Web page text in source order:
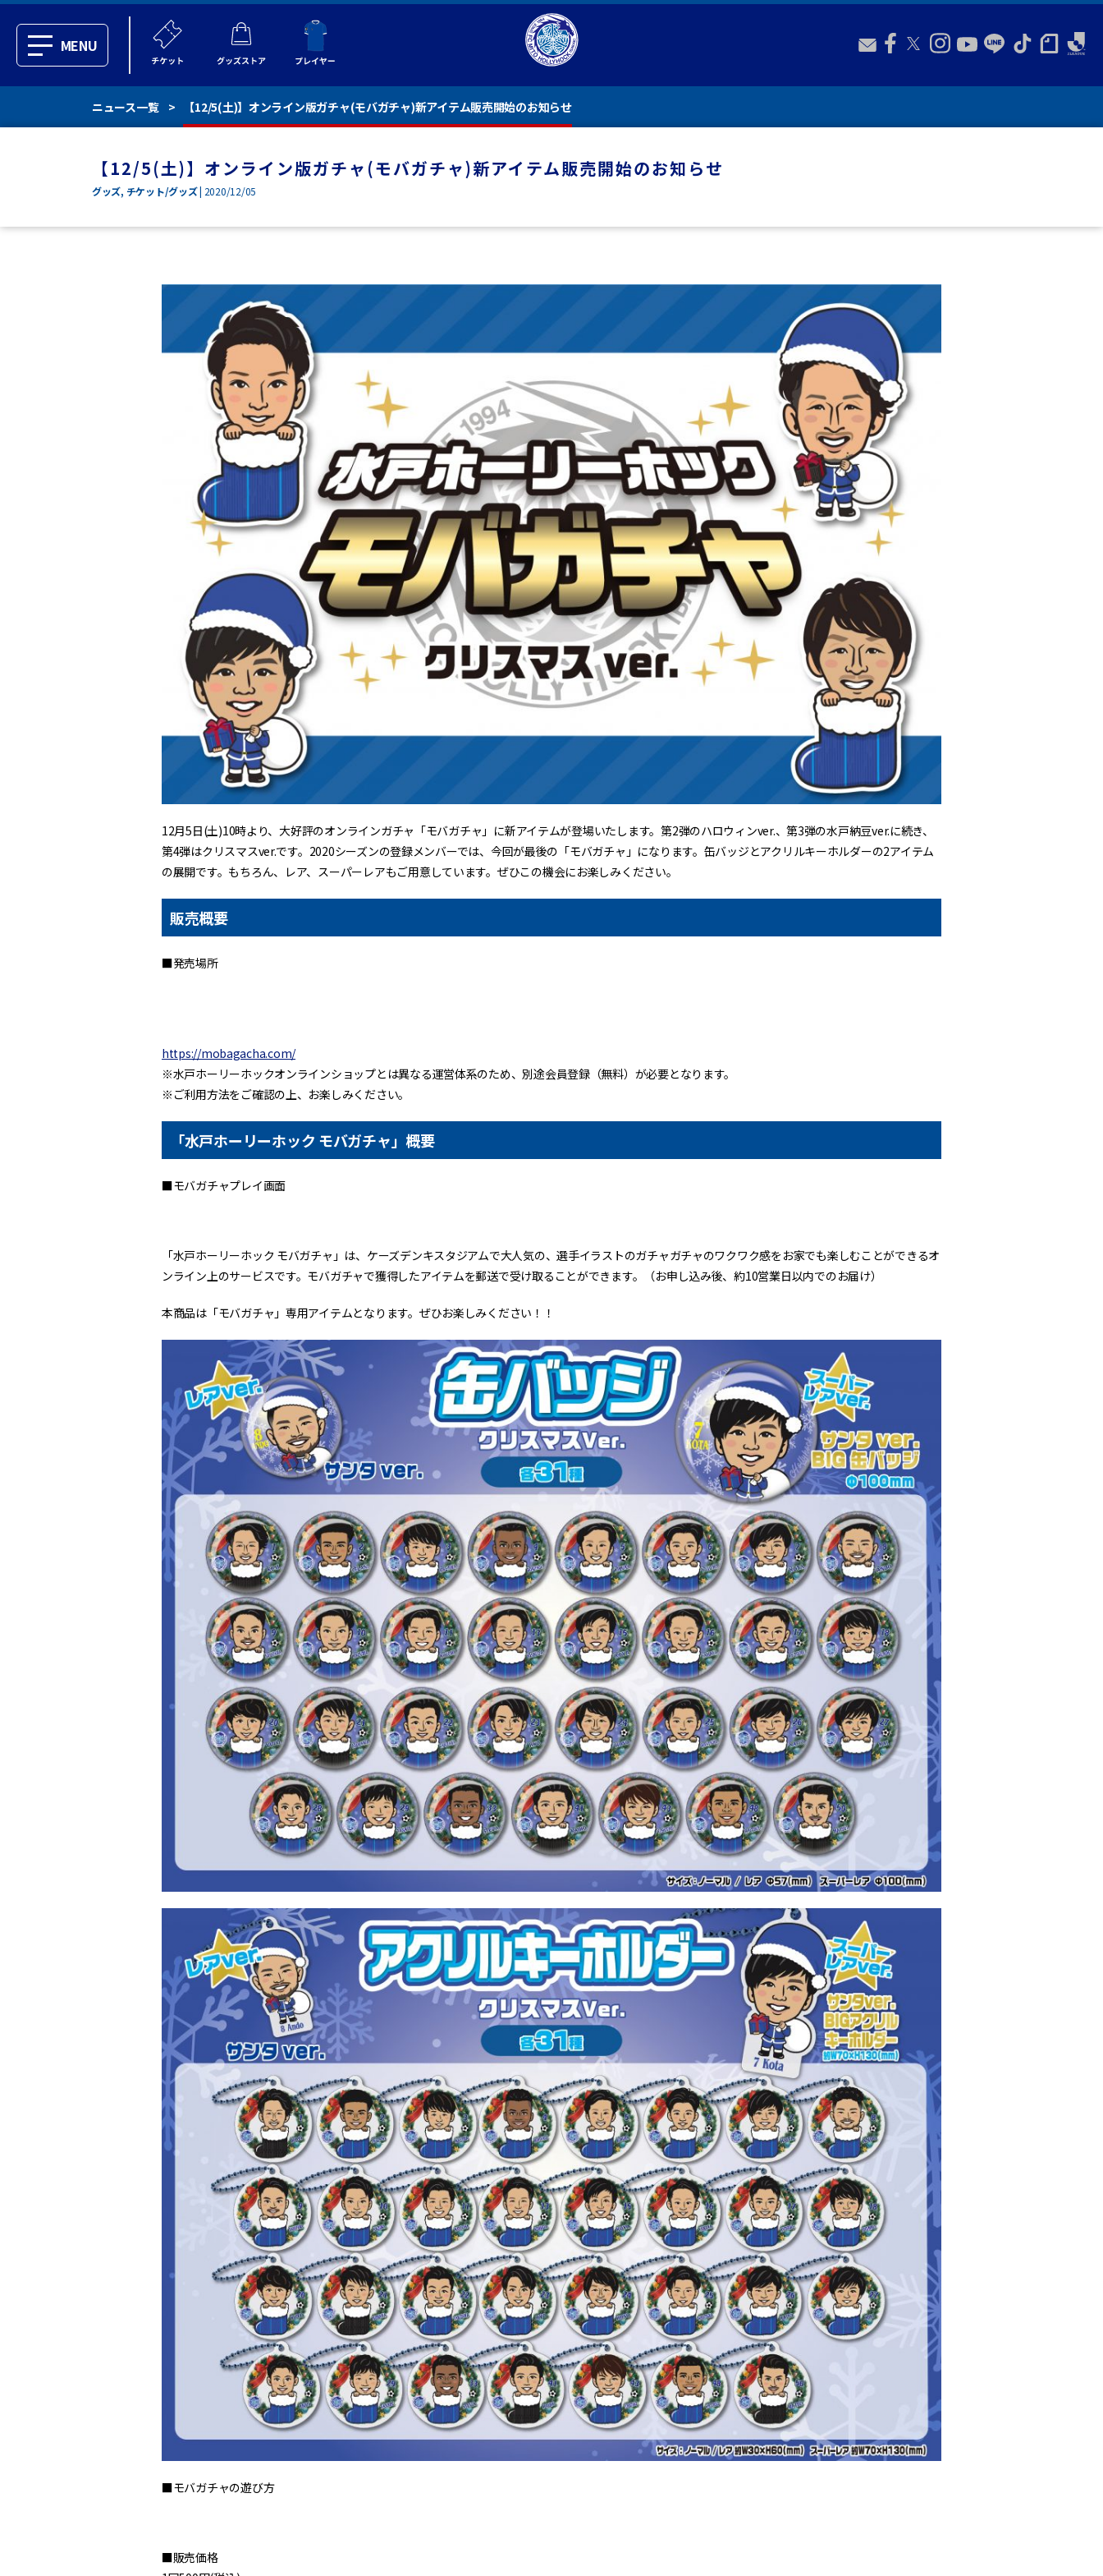
MENU
ニュース一覧 【12/5(土)】オンライン版ガチャ(モバガチャ)新アイテム販売開始のお知らせ
【12/5(土)】オンライン版ガチャ(モバガチャ)新アイテム販売開始のお知らせ
グッズ, チケット/グッズ| 2020/12/05
12月5日(土)10時より、大好評のオンラインガチャ「モバガチャ」に新アイテムが登場いたします。第2弾のハロウィンver.、第3弾の水戸納豆ver.に続き、
第4弾はクリスマスver.です。2020シーズンの登録メンバーでは、今回が最後の「モバガチャ」になります。缶バッジとアクリルキーホルダーの2アイテム
の展開です。もちろん、レア、スーパーレアもご用意しています。ぜひこの機会にお楽しみください。
販売概要
■発売場所
https://mobagacha.com/
※水戸ホーリーホックオンラインショップとは異なる運営体系のため、別途会員登録（無料）が必要となります。
※ご利用方法をご確認の上、お楽しみください。
「水戸ホーリーホック モバガチャ」概要
■モバガチャプレイ画面
「水戸ホーリーホック モバガチャ」は、ケーズデンキスタジアムで大人気の、選手イラストのガチャガチャのワクワク感をお家でも楽しむことができるオ
ンライン上のサービスです。モバガチャで獲得したアイテムを郵送で受け取ることができます。（お申し込み後、約10営業日以内でのお届け）
本商品は「モバガチャ」専用アイテムとなります。ぜひお楽しみください！！
■モバガチャの遊び方
■販売価格